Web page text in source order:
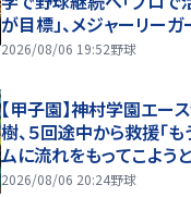
が目標」、メジャーリーガ
言及【26年夏甲子園】
2026/08/06 19:52野球
【甲子園】神村学園エー
樹、５回途中から救援「
ムに流れをもってこようと
2026/08/06 20:24野球